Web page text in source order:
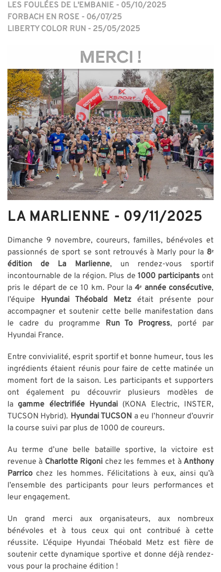
LES FOULÉES DE L'EMBANIE - 05/10/2025
FORBACH EN ROSE - 06/07/25
LIBERTY COLOR RUN - 25/05/2025
LA MARLIENNE - 09/11/2025
Dimanche 9 novembre, coureurs, familles, bénévoles et
passionnés de sport se sont retrouvés à Marly pour la 8ᵉ
édition de La Marlienne, un rendez-vous sportif
incontournable de la région. Plus de 1000 participants ont
pris le départ de ce 10 km. Pour la 4ᵉ année consécutive,
l’équipe
Hyundai Théobald Metz
était présente pour
accompagner et soutenir cette belle manifestation dans
le cadre du programme
Run To Progress, porté par
Hyundai France.
Entre convivialité, esprit sportif et bonne humeur, tous les
ingrédients étaient réunis pour faire de cette matinée un
moment fort de la saison. Les participants et supporters
ont également pu découvrir plusieurs modèles de
la gamme électrifiée Hyundai (KONA Electric, INSTER,
TUCSON Hybrid). Hyundai TUCSON a eu l’honneur d’ouvrir
la course suivi par plus de 1000 de coureurs.
Au terme d’une belle bataille sportive, la victoire est
revenue à Charlotte Rigoni chez les femmes et à Anthony
Parrico chez les hommes. Félicitations à eux, ainsi qu’à
l’ensemble des participants pour leurs performances et
leur engagement.
Un grand merci aux organisateurs, aux nombreux
bénévoles et à tous ceux qui ont contribué à cette
réussite. L’équipe Hyundai Théobald Metz est fière de
soutenir cette dynamique sportive et donne déjà rendez-
vous pour la prochaine édition !